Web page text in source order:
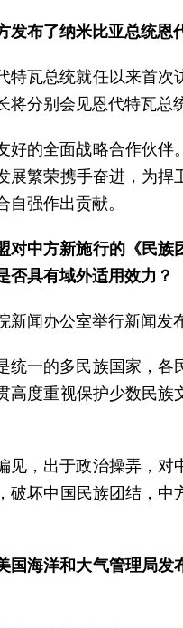
发布了纳米比亚总统
特瓦总统就任以来首
将分别会见恩代特瓦
好的全面战略合作伙
展繁荣携手奋进，为
强作出贡献。
对中方新施行的《民
否具有域外适用效力？
新闻办公室举行新闻
统一的多民族国家，
高度重视保护少数民
见，出于政治操弄，
破坏中国民族团结，
国海洋和大气管理局